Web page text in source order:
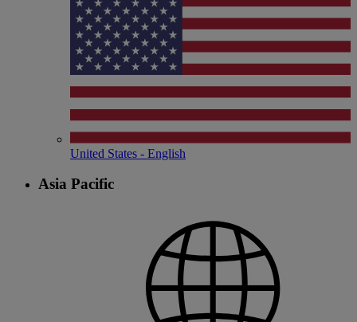
United States - English
Asia Pacific